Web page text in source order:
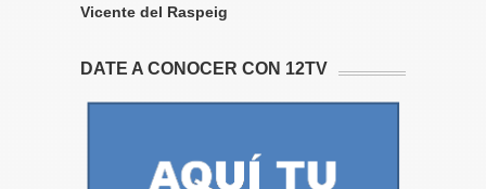
Vicente del Raspeig
DATE A CONOCER CON 12TV